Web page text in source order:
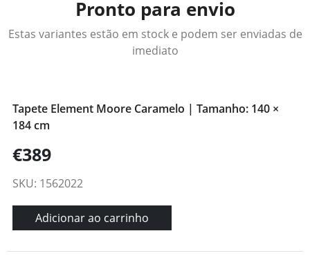
Pronto para envio
Estas variantes estão em stock e podem ser enviadas de
imediato
Tapete Element Moore Caramelo | Tamanho: 140 ×
184 cm
€389
SKU: 1562022
Adicionar ao carrinho